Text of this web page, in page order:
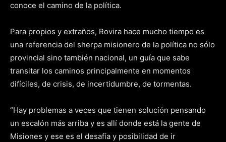
conoce el camino de la política.
Para propios y extraños, Rovira hace mucho tiempo es
una referencia del sherpa misionero de la política no sólo
provincial sino también nacional, un guía que sabe
transitar los caminos principalmente en momentos
difíciles, de crisis, de incertidumbre, de tormentas.
“Hay problemas a veces que tienen solución pensando
un escalón más arriba y es allí donde está la gente de
Misiones y ese es el desafía y posibilidad de ir